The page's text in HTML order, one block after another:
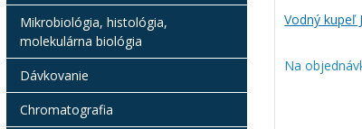
Vodný kupeľ
Na
Mikrobiológia, histológia,
molekulárna biológia
Dávkovanie
Chromatografia